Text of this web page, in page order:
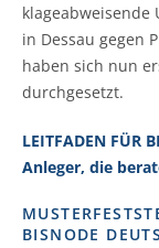
klageabweisende
in Dessau gegen
haben sich nun
durchgesetzt.
LEITFADEN FÜR
Anleger, die
BISNODE